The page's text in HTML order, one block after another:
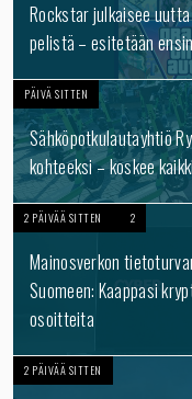
Rockstar julkaisee
pelistä – esitetään
PÄIVÄ SITTEN
Sähköpotkulautayhtiö
kohteeksi – koskee
2 PÄIVÄÄ SITTEN 2
Mainosverkon
Suomeen: Kaappasi
osoitteita
2 PÄIVÄÄ SITTEN